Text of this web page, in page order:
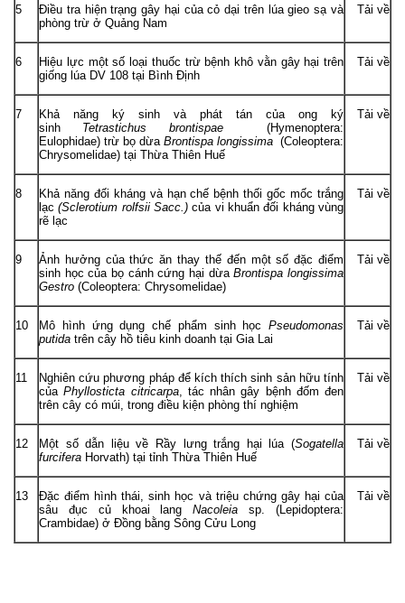
5
Điều tra hiện trạng gây hại của cỏ dại trên lúa gieo sạ và
phòng trừ ở Quảng Nam
Tải về
6
Hiệu lực một số loại thuốc trừ bệnh khô vằn gây hại trên
giống lúa DV 108 tại Bình Định
Tải về
7
Khả năng ký sinh và phát tán của ong ký
sinh Tetrastichus brontispae(Hymenoptera:
Eulophidae) trừ bọ dừa Brontispa longissima (Coleoptera:
Chrysomelidae) tại Thừa Thiên Huế
Tải về
8
Khả năng đối kháng và hạn chế bệnh thối gốc mốc trắng
lạc(Sclerotium rolfsii Sacc.) của vi khuẩn đối kháng vùng
rẽ lạc
Tải về
9
Ảnh hưởng của thức ăn thay thế đến một số đặc điểm
sinh học của bọ cánh cứng hại dừaBrontispa longissima
Gestro (Coleoptera: Chrysomelidae)
Tải về
10 Mô hình ứng dụng chế phẩm sinh học Pseudomonas
putida trên cây hồ tiêu kinh doanh tại Gia Lai
Tải về
11
Nghiên cứu phương pháp để kích thích sinh sản hữu tính
củaPhyllosticta citricarpa, tác nhân gây bệnh đốm đen
trên cây có múi, trong điều kiện phòng thí nghiệm
Tải về
12 Một số dẫn liệu về Rầy lưng trắng hại lúa (Sogatella
furcifera Horvath) tại tỉnh Thừa Thiên Huế
Tải về
13
Đặc điểm hình thái, sinh học và triệu chứng gây hại của
sâu đục củ khoai langNacoleiasp. (Lepidoptera:
Crambidae) ở Đồng bằng Sông Cửu Long
Tải về